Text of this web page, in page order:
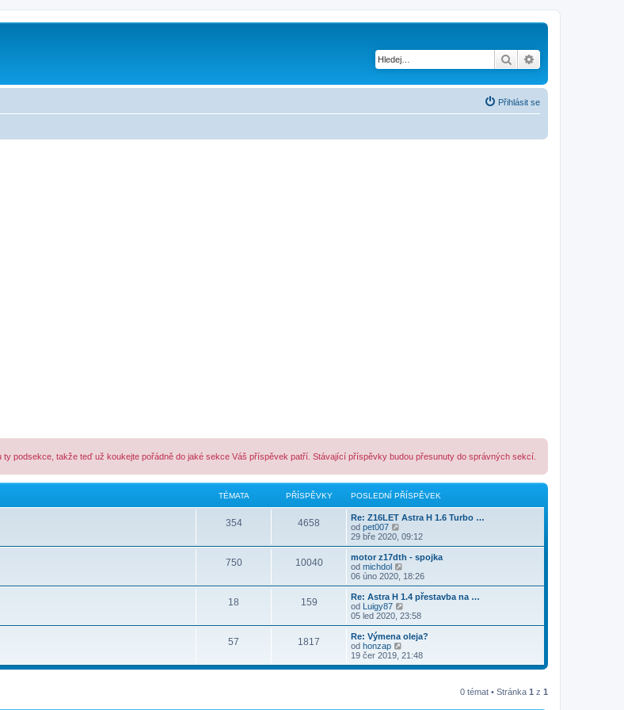
Hledat
Přihlásit se
podsekce, takže teď už koukejte pořádně do jaké sekce Váš příspěvek patří. Stávající příspěvky budou přesunuty do správných sekcí.
TÉMATA PŘÍSPĚVKY POSLEDNÍ PŘÍSPĚVEK
354 4658
Re: Z16LET Astra H 1.6 Turbo …
od pet007
o
b
r
a
z
t
p
o
s
e
d
n
í
29 bře 2020, 09:12
750 10040
motor z17dth - spojka
od michdol
o
b
r
z
p
o
s
l
í
06 úno 2020, 18:26
18 159
Re: Astra H 1.4 přestavba na …
od Luigy87
o
b
r
z
t
05 led 2020, 23:58
57 1817
Re: Výmena oleja?
od honzap
o
b
19 čer 2019, 21:48
0 témat • Stránka 1 z 1